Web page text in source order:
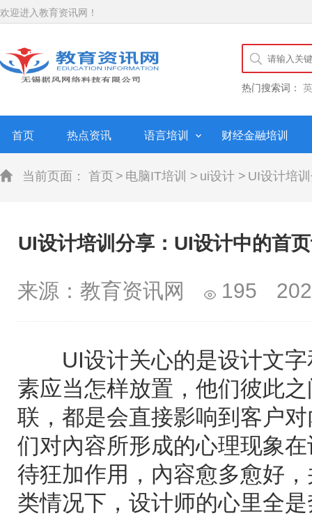
欢迎进入教育资讯网！
热门搜索词：
首页 热点资讯 语言培训 财经金融培训
当前页面： 首页 > 电脑IT培训 > ui设计 > UI设计培
UI设计培训分享：UI设计中的首
来源：教育资讯网 195
UI设计关心的是设计文字
素应当怎样放置，他们彼此
联，都是会直接影响到客户
们对內容所形成的心理现象
待狂加作用，內容愈多愈好
类情况下，设计师的心里全